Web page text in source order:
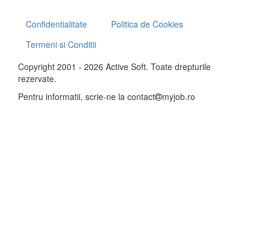
Confidentialitate
Politica de Cookies
Termeni si Conditii
Copyright 2001 - 2026 Active Soft. Toate drepturile
rezervate.
Pentru informatii, scrie-ne la contact myjob.ro